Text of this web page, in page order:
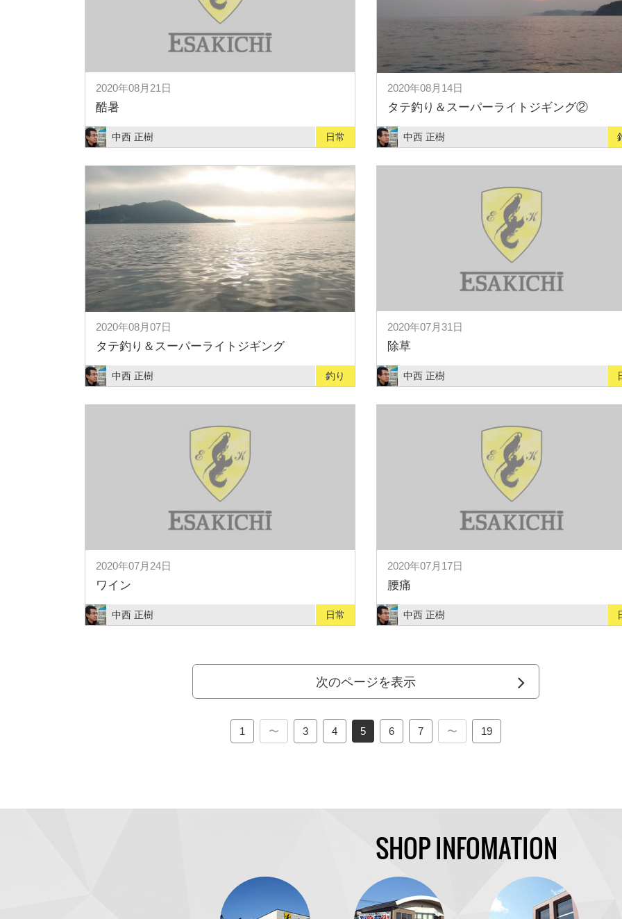
2020年08月21日
酷暑
中西 正樹 日常
2020年08月14日
タテ釣り＆スーパーライトジギング②
中西 正樹
2020年08月07日
タテ釣り＆スーパーライトジギング
中西 正樹 釣り
2020年07月31日
除草
中西 正樹
2020年07月24日
ワイン
中西 正樹 日常
2020年07月17日
腰痛
中西 正樹
1 〜 3 4 5 6 7 〜
次のページを表示
19
SHOP INFOMATION